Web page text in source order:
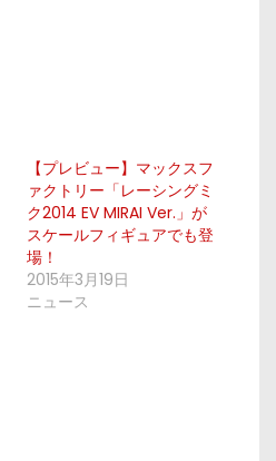
【プレビュー】マックスフ
ァクトリー「レーシングミ
ク2014 EV MIRAI Ver.」が
スケールフィギュアでも登
場！
2015年3月19日
ニュース